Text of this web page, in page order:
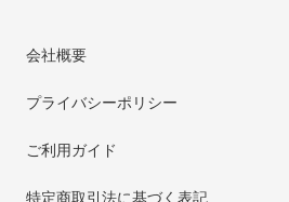
会社概要
プライバシーポリシー
ご利用ガイド
特定商取引法に基づく表記